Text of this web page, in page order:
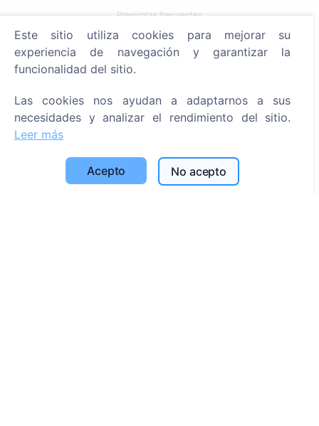
Preguntas frecuentes
Eventos
Lista de municipios y usuarios
Política de pagos
Búsqueda
Buscar fallecidos
Este sitio utiliza cookies para mejorar su
experiencia de navegación y garantizar la
funcionalidad del sitio.
Las cookies nos ayudan a adaptarnos a sus
necesidades y analizar el rendimiento del sitio.
Leer más
Acepto No acepto